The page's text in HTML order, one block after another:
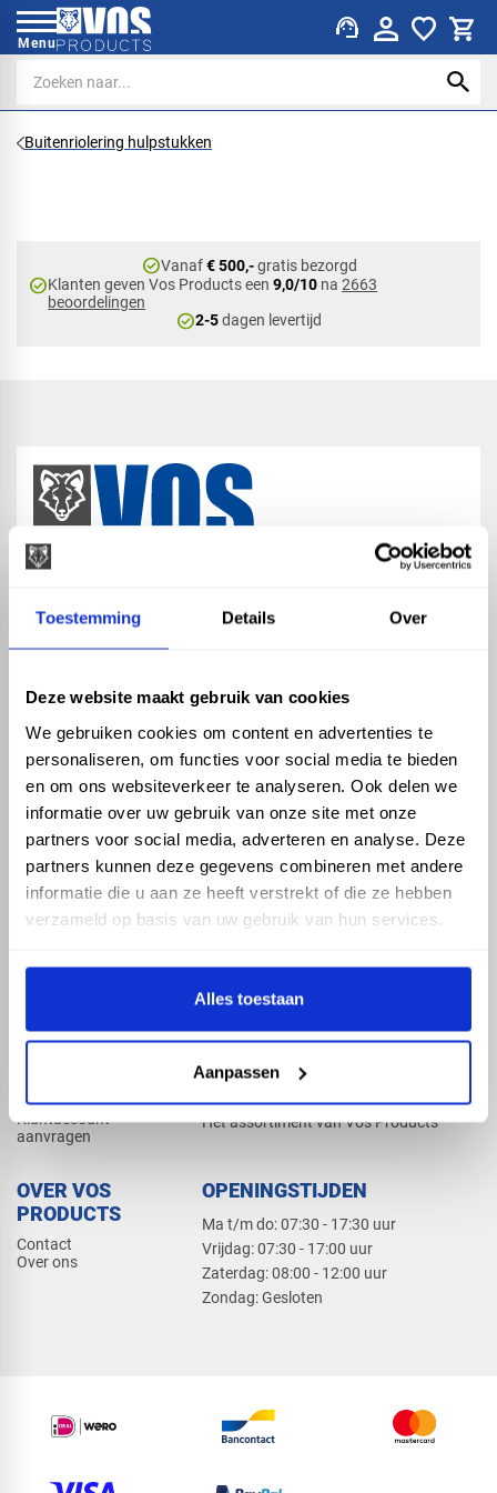
Toestemming Details Over
Deze website maakt gebruik van cookies
We gebruiken cookies om content en advertenties te
personaliseren, om functies voor social media te bieden
en om ons websiteverkeer te analyseren. Ook delen we
informatie over uw gebruik van onze site met onze
partners voor social media, adverteren en analyse. Deze
partners kunnen deze gegevens combineren met andere
informatie die u aan ze heeft verstrekt of die ze hebben
verzameld op basis van uw gebruik van hun services.
Alles toestaan
Aanpassen
Menu support_agent
Buitenriolering hulpstukken
check_circleVanaf€ 500,-gratis bezorgd
check_circleKlanten geven Vos Products een9,0/10 na2663
beoordelingen
check_circle2-5dagen levertijd
ASSORTIMENT
Hemelwaterafvoer
Drukleiding
Beregening
Dak en gevel
KENNIS EN HULP
Klantenservice
Kennisbank
Klantaccount
aanvragen
PRODUCTCATALOGUS 2026
Het assortiment van Vos Products
OVER VOS
PRODUCTS
Contact
Over ons
OPENINGSTIJDEN
Ma t/m do: 07:30 - 17:30 uur
​Vrijdag: 07:30 - 17:00 uur
​Zaterdag: 08:00 - 12:00 uur
​Zondag: Gesloten
phone_enabled +31 416 75 02 55
mail info@vosproducts.nl
check_circleDé bouwmarkt van Altena
check_circle Direct uit grote voorraad geleverd met eigen transport
check_circleLevering in NL en BE